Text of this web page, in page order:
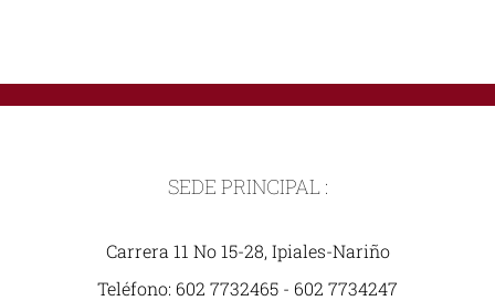
SEDE PRINCIPAL :
Carrera 11 No 15-28, Ipiales-Nariño
Teléfono: 602 7732465 - 602 7734247